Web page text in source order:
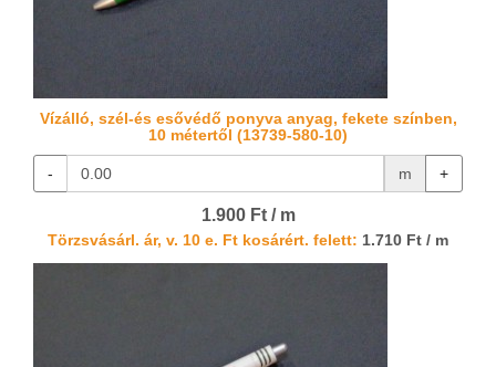
Vízálló, szél-és esővédő ponyva anyag, fekete színben,
10 métertől (13739-580-10)
- m +
1.900 Ft / m
Törzsvásárl. ár, v. 10 e. Ft kosárért. felett: 1.710 Ft / m